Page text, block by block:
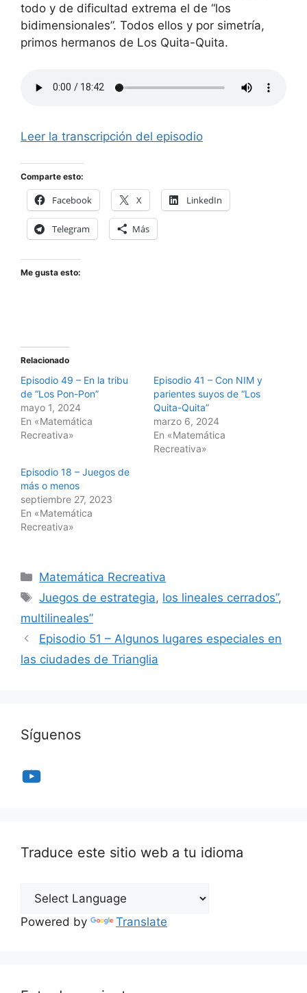
todo y de dificultad extrema el de “los
bidimensionales”. Todos ellos y por simetría,
primos hermanos de Los Quita-Quita.
Leer la transcripción del episodio
Comparte esto:
Facebook X LinkedIn
Telegram Más
Me gusta esto:
Relacionado
Episodio 49 – En la tribu
de “Los Pon-Pon”
mayo 1, 2024
En «Matemática
Recreativa»
Episodio 41 – Con NIM y
parientes suyos de “Los
Quita-Quita”
marzo 6, 2024
En «Matemática
Recreativa»
Episodio 18 – Juegos de
más o menos
septiembre 27, 2023
En «Matemática
Recreativa»
Categorías
Matemática Recreativa
Etiquetas
Juegos de estrategia, los lineales cerrados”,
multilineales”
Episodio 51 – Algunos lugares especiales en
las ciudades de Trianglia
Síguenos
YouTube
Traduce este sitio web a tu idioma
Powered by Translate